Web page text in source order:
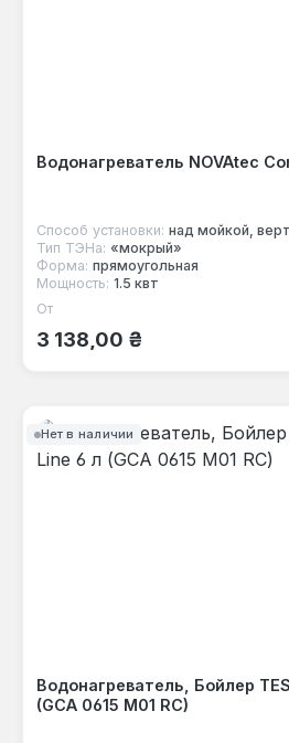
Водонагреватель NOVAtec
Способ установки: над мойкой,
Тип ТЭНа: «мокрый»
Форма: прямоугольная
Мощность: 1.5 квт
Обычная цена:
От
3 138,00 ₴
Нет в наличии
Водонагреватель, Бойлер
(GCA 0615 M01 RC)